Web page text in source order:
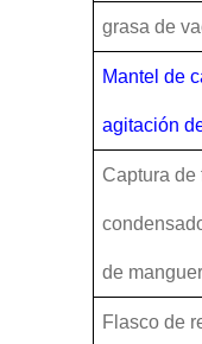
grasa de
Mantel de
agitación
Captura de
de
Flasco de